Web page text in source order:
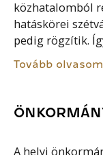
közhatalomból
hatáskörei
pedig rögzítik.
Tovább olvasom
A helyi